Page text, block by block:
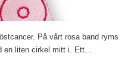
På vårt rosa band ryms
en liten cirkel mitt i. Ett...